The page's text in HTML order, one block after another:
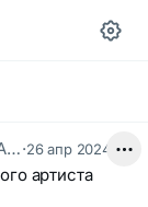
@SHANSONTV·26 апр 2024
артиста